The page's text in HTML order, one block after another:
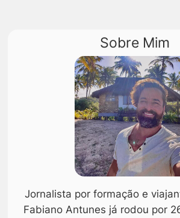
Sobre Mim
Jornalista por formação e
Fabiano Antunes já rodou por